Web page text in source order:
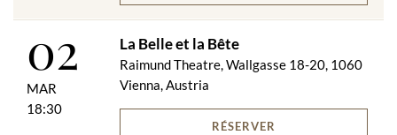
02
MAR
18:30
La Belle et la Bête
Raimund Theatre, Wallgasse 18-20, 1060
Vienna, Austria
RÉSERVER